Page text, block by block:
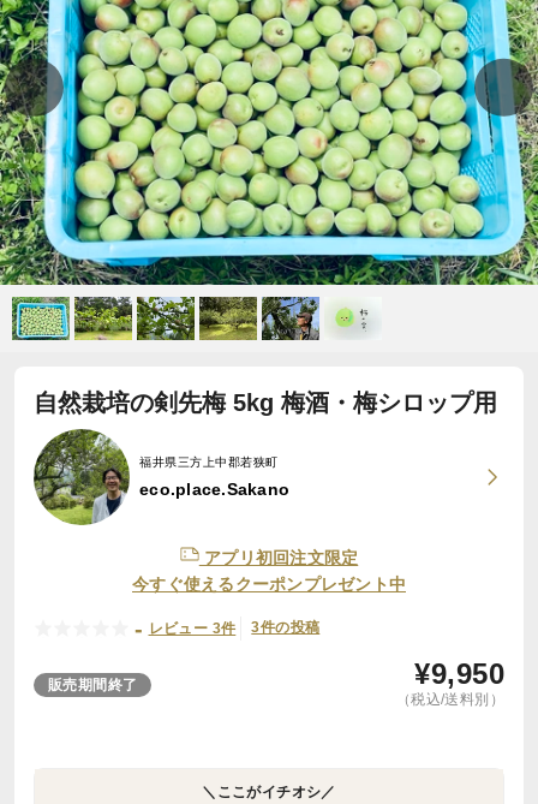
自然栽培の剣先梅 5kg 梅酒・梅シロップ用
福井県三方上中郡若狭町
eco.place.Sakano
アプリ初回注文限定
今すぐ使えるクーポンプレゼント中
- レビュー 3件 3件の投稿
販売期間終了 ¥9,950
（税込/送料別）
＼ここがイチオシ／